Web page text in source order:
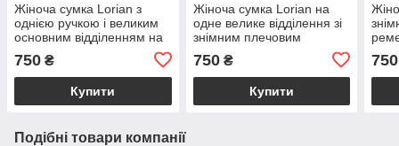
Жіноча сумка Lorian з
однією ручкою і великим
основним відділенням на
2213 TR
750 ₴
Купити
Жіноча сумка Lorian на
одне велике відділення зі
знімним плечовим
ременем кавова LR 2213
COFFE
750₴
Купити
750
Подібні товари компанії